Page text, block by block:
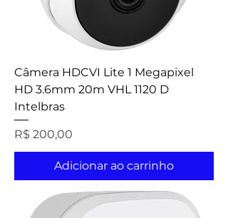
Câmera HDCVI Lite 1 Megapixel
HD 3.6mm 20m VHL 1120 D
Intelbras
Preço
R$ 200,00
Adicionar ao carrinho